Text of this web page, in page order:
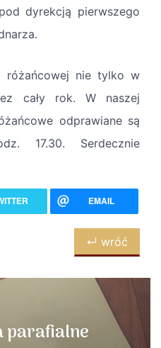
dyrekcją pierwszego
różańcowej nie tylko w
cały rok. W naszej
odprawiane są
17.30. Serdecznie
EMAIL
↵ wróć
parafialne